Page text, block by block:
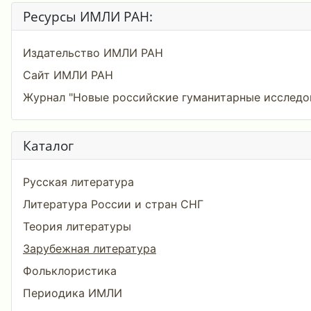
Ресурсы ИМЛИ РАН:
Издательство ИМЛИ РАН
Сайт ИМЛИ РАН
Журнал "Новые российские гуманитарные
Каталог
Русская литература
Литература России и стран СНГ
Теория литературы
Зарубежная литература
Фольклористика
Периодика ИМЛИ